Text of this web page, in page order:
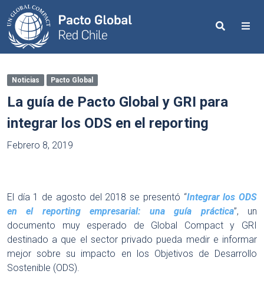
Search
Noticias Pacto Global
La guía de Pacto Global y GRI para
integrar los ODS en el reporting
Febrero 8, 2019
El día 1 de agosto del 2018 se presentó “Integrar los ODS
en el reporting empresarial: una guía práctica”, un
documento muy esperado de Global Compact y GRI
destinado a que el sector privado pueda medir e informar
mejor sobre su impacto en los Objetivos de Desarrollo
Sostenible (ODS).